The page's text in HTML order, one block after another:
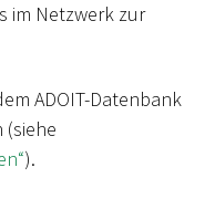
im Netzwerk zur
ADOIT-Datenbank
(siehe
).